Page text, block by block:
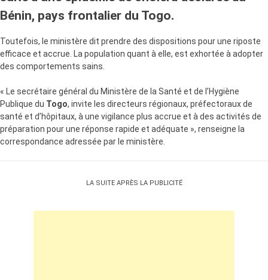
Bénin, pays frontalier du Togo.
Toutefois, le ministère dit prendre des dispositions pour une riposte
efficace et accrue. La population quant à elle, est exhortée à adopter
des comportements sains.
« Le secrétaire général du Ministère de la Santé et de l’Hygiène
Publique du Togo, invite les directeurs régionaux, préfectoraux de
santé et d’hôpitaux, à une vigilance plus accrue et à des activités de
préparation pour une réponse rapide et adéquate », renseigne la
correspondance adressée par le ministère.
LA SUITE APRÈS LA PUBLICITÉ